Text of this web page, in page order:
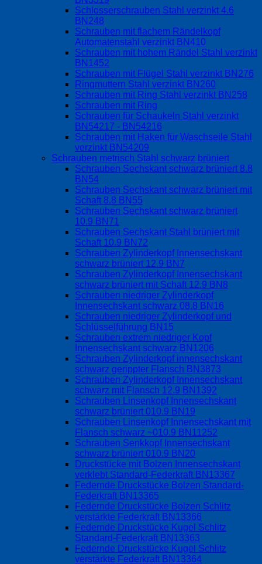
Schlosserschrauben Stahl verzinkt 4.6
BN248
Schrauben mit flachem Rändelkopf
Automatenstahl verzinkt BN410
Schrauben mit hohem Rändel Stahl verzinkt
BN1452
Schrauben mit Flügel Stahl verzinkt BN276
Ringmuttern Stahl verzinkt BN260
Schrauben mit Ring Stahl verzinkt BN258
Schrauben mit Ring
Schrauben für Schaukeln Stahl verzinkt
BN54217 - BN54216
Schrauben mit Haken für Waschseile Stahl
verzinkt BN54209
Schrauben metrisch Stahl schwarz brüniert
Schrauben Sechskant schwarz brüniert 8.8
BN54
Schrauben Sechskant schwarz brüniert mit
Schaft 8.8 BN55
Schrauben Sechskant schwarz brüniert
10.9 BN71
Schrauben Sechskant Stahl brüniert mit
Schaft 10.9 BN72
Schrauben Zylinderkopf Innensechskant
schwarz brüniert 12.9 BN7
Schrauben Zylinderkopf Innensechskant
schwarz brüniert mit Schaft 12.9 BN8
Schrauben niedriger Zylinderkopf
Innensechskant schwarz 08.8 BN16
Schrauben niedriger Zylinderkopf und
Schlüsselführung BN15
Schrauben extrem niedriger Kopf
Innensechskant schwarz BN1206
Schrauben Zylinderkopf innensechskant
schwarz gerippter Flansch BN3873
Schrauben Zylinderkopf Innensechskant
schwarz mit Flansch 12.9 BN1392
Schrauben Linsenkopf Innensechskant
schwarz brüniert 010.9 BN19
Schrauben Linsenkopf Innensechskant mit
Flansch schwarz ~010.9 BN11252
Schrauben Senkkopf Innensechskant
schwarz brüniert 010.9 BN20
Druckstücke mit Bolzen Innensechskant
verklebt Standard-Federkraft BN13367
Federnde Druckstücke Bolzen Standard-
Federkraft BN13365
Federnde Druckstücke Bolzen Schlitz
verstärkte Federkraft BN13366
Federnde Druckstücke Kugel Schlitz
Standard-Federkraft BN13363
Federnde Druckstücke Kugel Schlitz
verstärkte Federkraft BN13364